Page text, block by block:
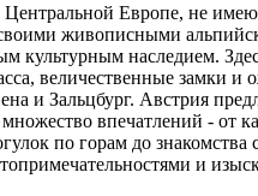
Центральной Европе, не
живописными
культурным наследием.
величественные замки и
и Зальцбург. Австрия
впечатлений - от
по горам до знакомства
и